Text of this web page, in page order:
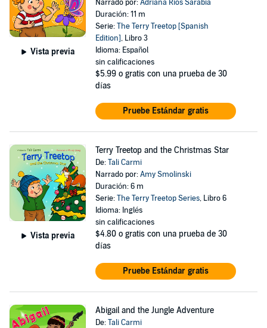
Vista previa
Narrado por:Adriana Rios Sarabia
Duración: 11 m
Serie:The Terry Treetop [Spanish
Edition], Libro 3
Idioma: Español
sin calificaciones
$5.99 o gratis con una prueba de 30
días
Pruebe Estándar gratis
Vista previa
Terry Treetop and the Christmas Star
De:Tali Carmi
Narrado por:Amy Smolinski
Duración: 6 m
Serie:The Terry Treetop Series, Libro 6
Idioma: Inglés
sin calificaciones
$4.80 o gratis con una prueba de 30
días
Pruebe Estándar gratis
Abigail and the Jungle Adventure
De:Tali Carmi